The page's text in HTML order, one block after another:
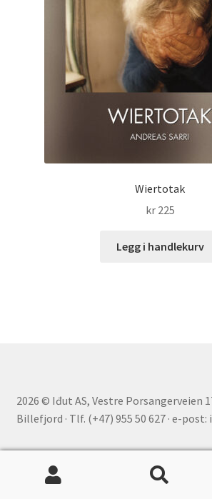
Wiertotak
kr225
Legg i handlekurv
2026 © Iđut AS, Vestre Porsangerveien
Billefjord · Tlf. (+47) 955 50 627 · e-